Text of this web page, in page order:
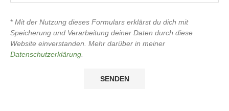
* Mit der Nutzung dieses Formulars erklärst du dich mit
Speicherung und Verarbeitung deiner Daten durch diese
Website einverstanden. Mehr darüber in meiner
Datenschutzerklärung.